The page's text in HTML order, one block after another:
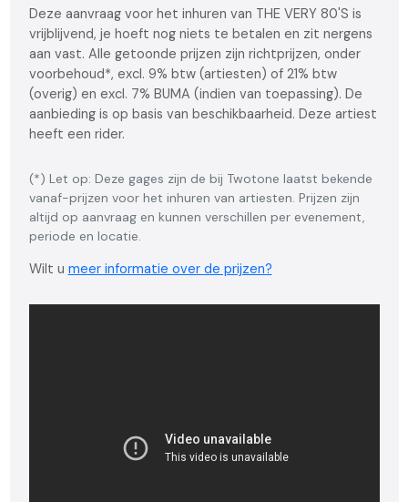
Deze aanvraag voor het inhuren van THE VERY 80'S is
vrijblijvend, je hoeft nog niets te betalen en zit nergens
aan vast. Alle getoonde prijzen zijn richtprijzen, onder
voorbehoud*, excl. 9% btw (artiesten) of 21% btw
(overig) en excl. 7% BUMA (indien van toepassing). De
aanbieding is op basis van beschikbaarheid. Deze artiest
heeft een rider.
(*) Let op: Deze gages zijn de bij Twotone laatst bekende
vanaf-prijzen voor het inhuren van artiesten. Prijzen zijn
altijd op aanvraag en kunnen verschillen per evenement,
periode en locatie.
Wilt u meer informatie over de prijzen?